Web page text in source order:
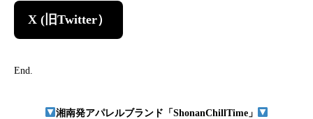
X (旧Twitter）
End.
湘南発アパレルブランド「ShonanChillTime」